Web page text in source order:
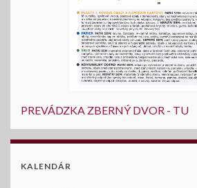
PREVÁDZKA ZBERNÝ DVOR - TU
KALENDÁR